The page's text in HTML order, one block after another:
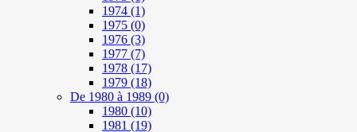
1974 (1)
1975 (0)
1976 (3)
1977 (7)
1978 (17)
1979 (18)
De 1980 à 1989 (0)
1980 (10)
1981 (19)